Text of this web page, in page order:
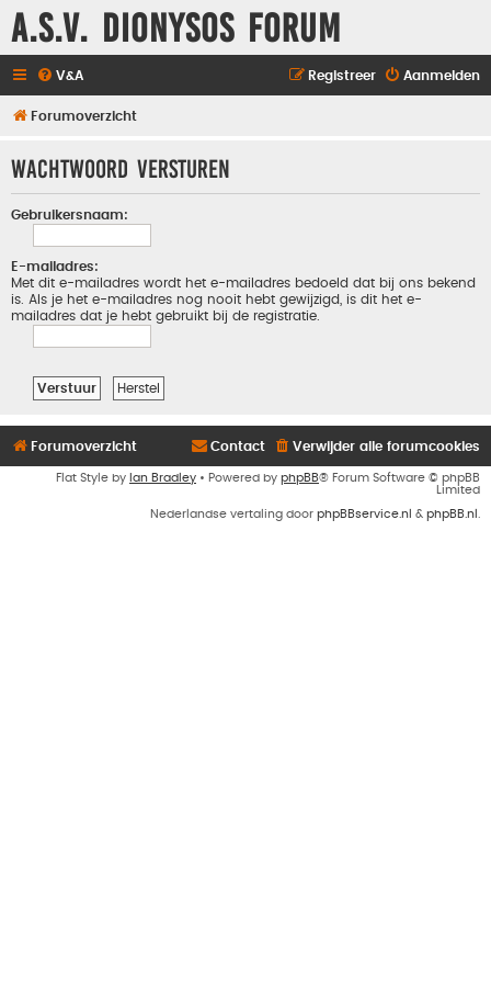
A.S.V. Dionysos Forum
V&A Aanmelden
Registreer
Forumoverzicht
Wachtwoord versturen
Gebruikersnaam:
E-mailadres:
Met dit e-mailadres wordt het e-mailadres bedoeld dat bij ons bekend
is. Als je het e-mailadres nog nooit hebt gewijzigd, is dit het e-
mailadres dat je hebt gebruikt bij de registratie.
Forumoverzicht Verwijder alle forumcookies
Contact
Flat Style by Ian Bradley • Powered by phpBB® Forum Software © phpBB
Limited
Nederlandse vertaling door phpBBservice.nl & phpBB.nl .